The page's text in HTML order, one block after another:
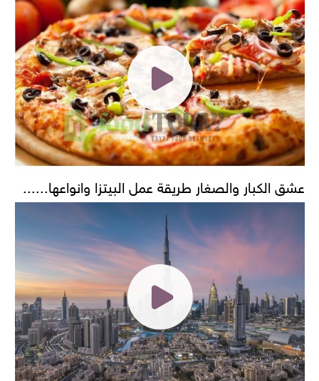
عشق الكبار والصغار طريقة عمل البيتزا وانواعها......